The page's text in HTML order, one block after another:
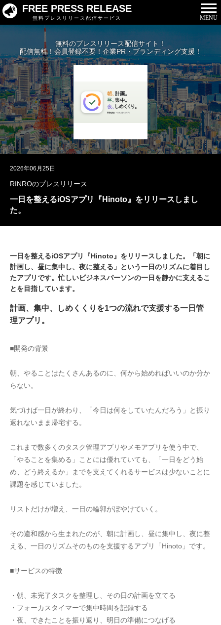
FREE PRESS RELEASE
無料プレスリリース配信サービス MENU
無料のプレスリリース配信サイト！
配信無料！会員登録不要！企業PR・ブランディング支援！
2026年06月25日
RINROのプレスリリース
一日を整えるiOSアプリ『Hinoto』をリリースしまし
た。
一日を整えるiOSアプリ『Hinoto』をリリースしました。「朝に
計画し、昼に集中し、夜に整える」という一日のリズムに着目し
たアプリです。忙しいビジネスパーソンの一日を静かに支えるこ
とを目指しています。
計画、集中、しめくくりを1つの流れで支援する一日管
理アプリ。
■開発の背景
朝、やることはたくさんあるのに、何から始めればいいのか分か
らない。
気づけば一日が終わり、「今日は何をしていたんだろう」と振り
返れないまま帰宅する。
これまで数多くのタスク管理アプリやメモアプリを使う中で、
「やることを集める」ことには優れていても、「一日をどう始
め、どう終えるか」までを支えてくれるサービスは少ないことに
課題を感じていました。
リストだけが増え、一日の輪郭がぼやけていく。
その違和感から生まれたのが、朝に計画し、昼に集中し、夜に整
える、一日のリズムそのものを支援するアプリ「Hinoto」です。
■サービスの特徴
・朝、未完了タスクを整理し、その日の計画を立てる
・フォーカスタイマーで集中時間を記録する
・夜、できたことを振り返り、明日の準備につなげる